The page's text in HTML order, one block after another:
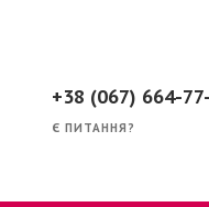
+38 (067) 664-
Є ПИТАННЯ?